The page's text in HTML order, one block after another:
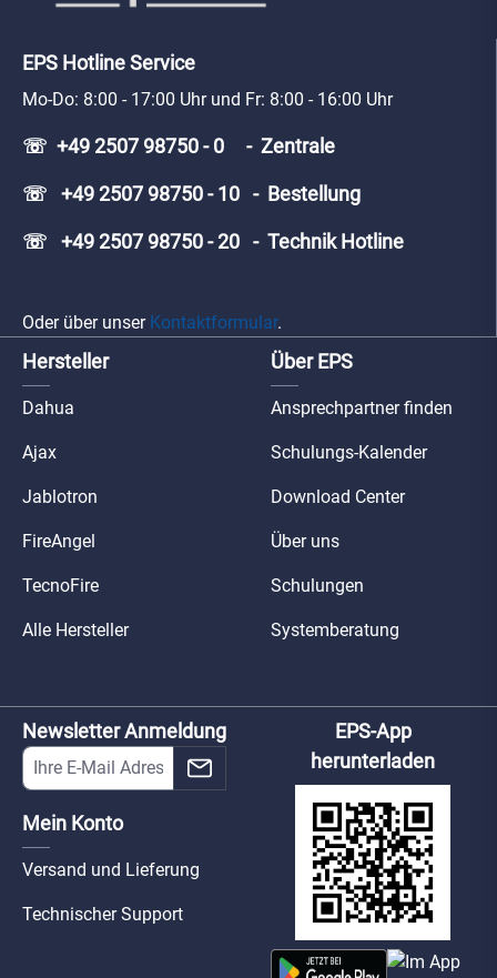
EPS Hotline Service
Mo-Do: 8:00 - 17:00 Uhr und Fr: 8:00 - 16:00 Uhr
☏ +49 2507 98750 - 0 - Zentrale
☏ +49 2507 98750 - 10 - Bestellung
☏ +49 2507 98750 - 20 - Technik Hotline
Oder über unser Kontaktformular.
Hersteller
Dahua
Ajax
Jablotron
FireAngel
TecnoFire
Alle Hersteller
Über EPS
Ansprechpartner finden
Schulungs-Kalender
Download Center
Über uns
Schulungen
Systemberatung
Newsletter Anmeldung
Mein Konto
Versand und Lieferung
Technischer Support
EPS-App
herunterladen